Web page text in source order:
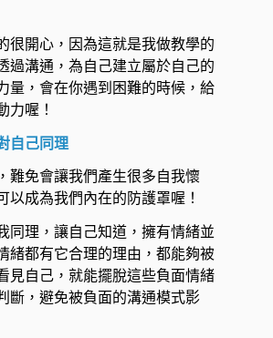
很開心，因為這就是我做教學的
過溝通，為自己建立屬於自己的
量，會在你遇到困難的時候，給
力喔！
自己同理
難免會讓我們產生很多自我懷
以成為我們內在的防護罩喔！
同理，讓自己知道，擁有情緒並
緒都有它合理的理由，都能夠被
見自己，就能擺脫這些負面情緒
斷，避免被負面的溝通模式影